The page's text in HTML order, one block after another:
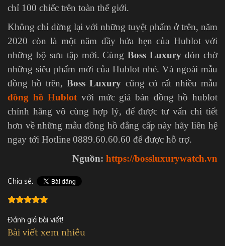
chỉ 100 chiếc trên toàn thế giới.
Không chỉ dừng lại với những tuyệt phẩm ở trên, năm
2020 còn là một năm đầy hứa hẹn của Hublot với
những bộ sưu tập mới. CùngBoss Luxury đón chờ
những siêu phẩm mới của Hublot nhé. Và ngoài mẫu
đồng hồ trên,Boss Luxury cũng có rất nhiều mẫu
đồng hồ Hublot với mức giá bán đồng hồ hublot
chính hãng vô cùng hợp lý, để được tư vấn chi tiết
hơn về những mẫu đồng hồ đẳng cấp này hãy liên hệ
ngay tới Hotline 0889.60.60.60 để được hỗ trợ.
Nguồn: https://bossluxurywatch.vn
Chia sẻ:
Đánh giá bài viết!
Bài viết xem nhiều